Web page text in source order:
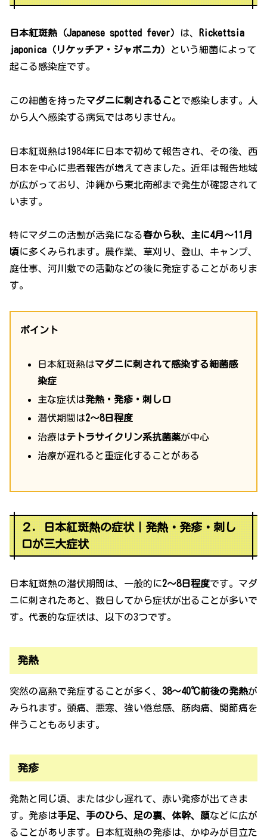
日本紅斑熱（Japanese spotted fever） は、
Rickettsia
japonica（リケッチア・ジャポニカ）
という細菌によって
起こる感染症です。
この細菌を持ったマダニに刺されることで感染します。人
から人へ感染する病気ではありません。
日本紅斑熱は1984年に日本で初めて報告され、その後、西
日本を中心に患者報告が増えてきました。近年は報告地域
が広がっており、沖縄から東北南部まで発生が確認されて
います。
特にマダニの活動が活発になる春から秋、主に4月〜11月
頃に多くみられます。農作業、草刈り、登山、キャンプ、
庭仕事、河川敷での活動などの後に発症することがありま
す。
ポイント
日本紅斑熱はマダニに刺されて感染する細菌感
染症
主な症状は発熱・発疹・刺し口
潜伏期間は2〜8日程度
治療はテトラサイクリン系抗菌薬が中心
治療が遅れると重症化することがある
２．日本紅斑熱の症状｜発熱・発疹・刺し
口が三大症状
日本紅斑熱の潜伏期間は、一般的に2〜8日程度です。マダ
ニに刺されたあと、数日してから症状が出ることが多いで
す。代表的な症状は、以下の3つです。
発熱
突然の高熱で発症することが多く、 38〜40℃前後の発熱が
みられます。頭痛、悪寒、強い倦怠感、筋肉痛、関節痛を
伴うこともあります。
発疹
発熱と同じ頃、または少し遅れて、赤い発疹が出てきま
す。発疹は手足、手のひら、足の裏、体幹、顔などに広が
ることがあります。日本紅斑熱の発疹は、かゆみが目立た